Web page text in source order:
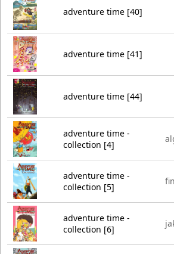
adventure time [40]
adventure time [41]
adventure time [44]
adventure time -
collection [4]
adventure time -
collection [5]
adventure time -
collection [6]